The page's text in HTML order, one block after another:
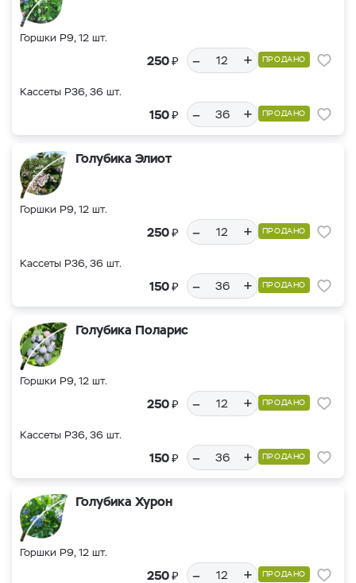
Горшки Р9, 12 шт.
250₽ – + ПРОДАНО
Кассеты Р36, 36 шт.
150₽ – + ПРОДАНО
Голубика Элиот
Горшки Р9, 12 шт.
250₽ – + ПРОДАНО
Кассеты Р36, 36 шт.
150₽ – + ПРОДАНО
Голубика Поларис
Горшки Р9, 12 шт.
250₽ – + ПРОДАНО
Кассеты Р36, 36 шт.
150₽ – + ПРОДАНО
Голубика Хурон
Горшки Р9, 12 шт.
250₽ – + ПРОДАНО